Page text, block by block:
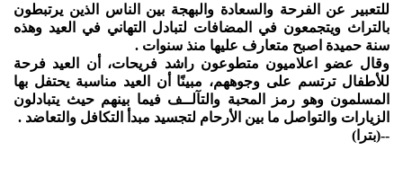
للتعبير عن الفرحة والسعادة والبهجة بين الناس الذين يرتبطون
بالتراث ويتجمعون في المضافات لتبادل التهاني في العيد وهذه
سنة حميدة اصبح متعارف عليها منذ سنوات .
وقال عضو اعلاميون متطوعون راشد فريحات، أن العيد فرحة
للأطفال ترتسم على وجوههم، مبينًا أن العيد مناسبة يحتفل بها
المسلمون وهو رمز المحبة والتآلــف فيما بينهم حيث يتبادلون
الزيارات والتواصل ما بين الأرحام لتجسيد مبدأ التكافل والتعاضد .
--(بترا)